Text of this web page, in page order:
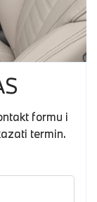
formu i
termin.